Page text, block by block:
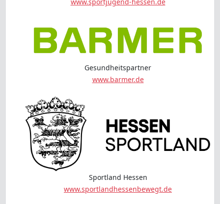
Gesundheitspartner
www.barmer.de
Sportland Hessen
www.sportlandhessenbewegt.de